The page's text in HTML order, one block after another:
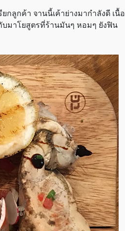
ยกลูกค้า จานนี้เค้าย่างมากำลังดี เนื้อ
มาโยสูตรที่ร้านมันๆ หอมๆ ยังฟิน